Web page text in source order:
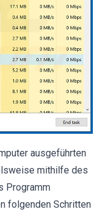
ausgeführten
mithilfe des
Programm
folgenden Schritten